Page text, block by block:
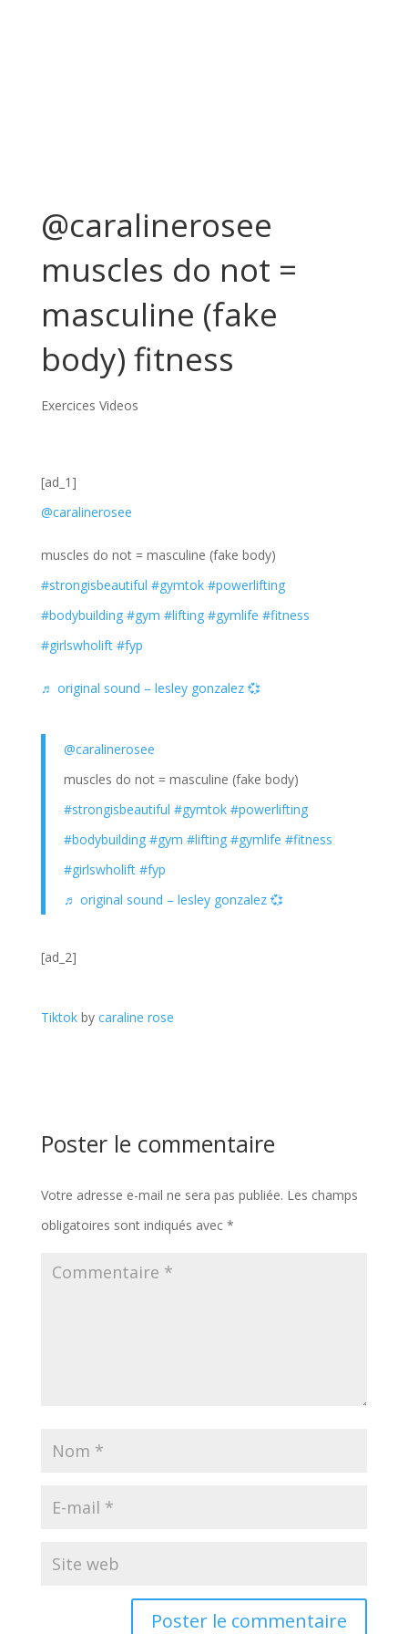
@caralinerosee
muscles do not =
masculine (fake
body) fitness
Exercices Videos
[ad_1]
@caralinerosee
muscles do not = masculine (fake body)
#strongisbeautiful #gymtok #powerlifting
#bodybuilding #gym #lifting #gymlife #fitness
#girlswholift #fyp
♬ original sound – lesley gonzalez 💞
@caralinerosee
muscles do not = masculine (fake body)
#strongisbeautiful #gymtok #powerlifting
#bodybuilding #gym #lifting #gymlife #fitness
#girlswholift #fyp
♬ original sound – lesley gonzalez 💞
[ad_2]
Tiktok by caraline rose
Poster le commentaire
Votre adresse e-mail ne sera pas publiée. Les champs
obligatoires sont indiqués avec *